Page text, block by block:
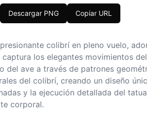
Descargar PNG Copiar URL
colibrí en pleno vuelo,
los elegantes movimientos
del ave a través de patrones
del colibrí, creando un diseño
y la ejecución detallada del
corporal.